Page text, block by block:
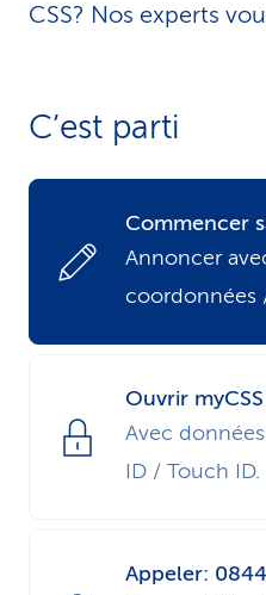
e
v
i
c
e
CSS? Nos experts
C’est parti
Commencer
Annoncer
coordonnées
Ouvrir myCSS
Avec
ID / Touch ID.
Appeler: